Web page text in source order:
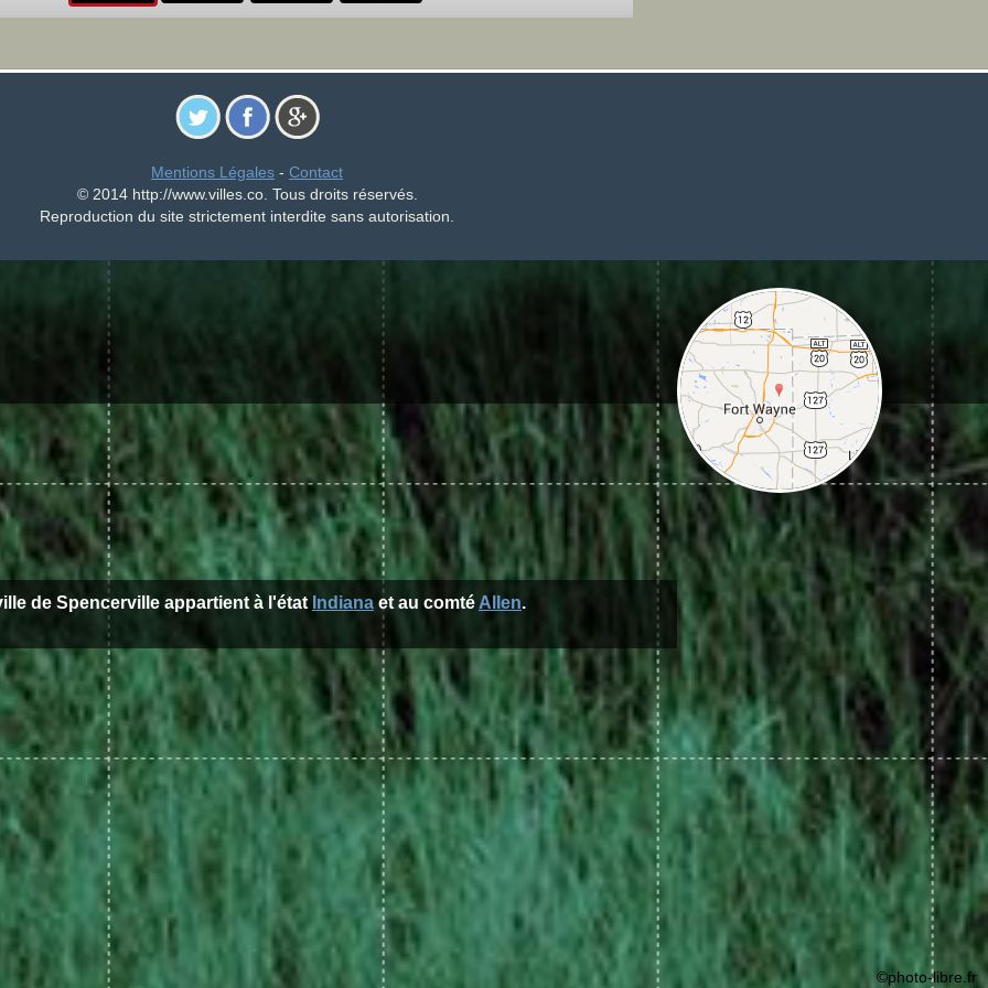
Mentions Légales - Contact
© 2014 http://www.villes.co. Tous droits réservés.
Reproduction du site strictement interdite sans autorisation.
de Spencerville appartient à l'état Indiana et au comté Allen.
©photo-libre.fr